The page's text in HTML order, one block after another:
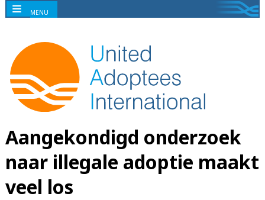
Aangekondigd onderzoek
naar illegale adoptie maakt
veel los
MENU